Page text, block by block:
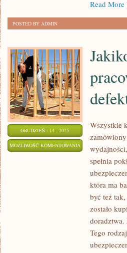
KAŻDY
JEST
DOBRY
MARKETINGU
Read More
POSTED BY ADMIN
GRUDZIEŃ - 14 - 2025
MOŻLIWOŚĆ KOMENTOWANIA
KTÓRYM
TRZEBA
PRACOWAĆ
PRAWO
ODZNACZAĆ
Wszystkie
spełnia
która ma
być też
zostało
Tego